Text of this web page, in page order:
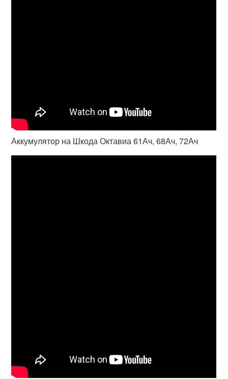
Аккумулятор на Шкода Октавиа 61Ач, 68Ач, 72Ач